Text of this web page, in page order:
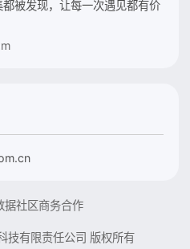
被发现，让每一次遇见都有价
据社区商务合作
有限责任公司 版权所有